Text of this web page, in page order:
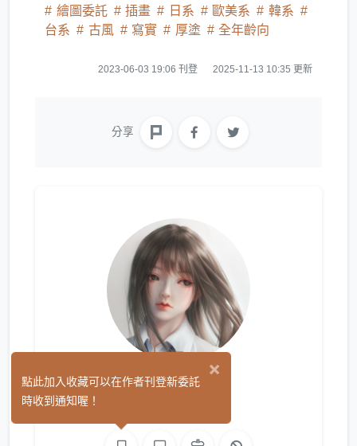
繪圖委託 插畫 日系 歐美系
韓系
台系
古風 寫實 厚塗 全年齡向
2023-06-03 19:06 刊登 2025-11-13 10:35 更新
分享
柳慕縈
×
點此加入收藏可以在作者刊登新委託
時收到通知喔！